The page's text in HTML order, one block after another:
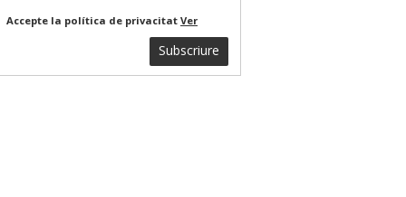
Accepte la política de privacitat Ver
Subscriure